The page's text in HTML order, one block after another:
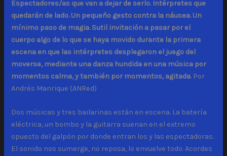
Espectadores/as que van a dejar de serlo. Intérpretes que
quedarán de lado. Un pequeño gesto contra la náusea. Un
mínimo paso de magia. Sutil invitación a pasar por el
cuerpo algo de lo que se haya movido durante la primera
escena en que las intérpretes desplegaron el juego del
moverse, mediante una danza hundida en una música por
momentos calma, y también por momentos, agitada. Por
Andrés Manrique (ANRed)
Dos músicas y tres bailarinas están en escena. La batería
eléctrica, un bombo y la guitarra suenan en el extremo
opuesto del galpón por donde entran los y las espectadoras.
El sonido nos sumerge, no reposa, lo envuelve todo. Acordes